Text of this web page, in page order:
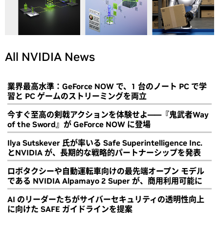
All NVIDIA News
業界最高水準：GeForce NOW で、1 台のノート PC で学
習と PC ゲームのストリーミングを両立
今すぐ至高の剣戟アクションを体験せよ――『鬼武者Way
of the Sword』が GeForce NOW に登場
Ilya Sutskever 氏が率いる Safe Superintelligence Inc.
とNVIDIA が、長期的な戦略的パートナーシップを発表
ロボタクシーや自動運転車向けの最先端オープン モデル
である NVIDIA Alpamayo 2 Super が、商用利用可能に
AI のリーダーたちがサイバーセキュリティの透明性向上
に向けた SAFE ガイドラインを提案